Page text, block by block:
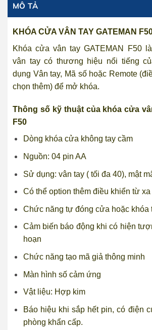
MÔ TẢ
KHÓA CỬA VÂN TAY GATEMAN
Khóa cửa vân tay GATEMAN F50
vân tay có thương hiệu nổi tiếng
dụng Vân tay, Mã số hoặc Remote
chọn thêm) để mở khóa.
Thông số kỹ thuật của khóa cửa
F50
Dòng khóa cửa không tay cầm
Nguồn: 04 pin AA
Sử dụng: vân tay ( tối đa 40), mật
Có thể option thêm điều khiển từ xa
Chức năng tự đóng cửa hoặc khóa
Cảm biến báo động khi có hiện
hoạn
Chức năng tạo mã giả thông minh
Màn hình số cảm ứng
Vật liệu: Hợp kim
Báo hiệu khi sắp hết pin, có điện
phòng khẩn cấp.